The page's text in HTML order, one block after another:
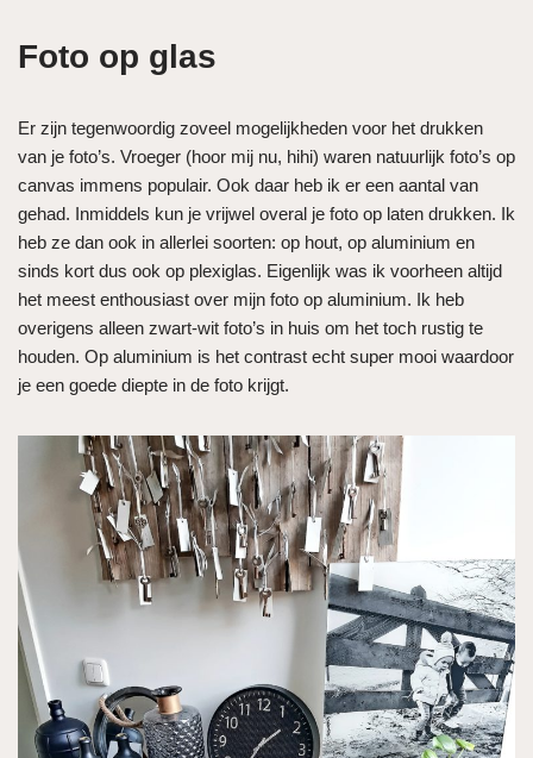
Foto op glas
Er zijn tegenwoordig zoveel mogelijkheden voor het drukken
van je foto’s. Vroeger (hoor mij nu, hihi) waren natuurlijk foto’s op
canvas immens populair. Ook daar heb ik er een aantal van
gehad. Inmiddels kun je vrijwel overal je foto op laten drukken. Ik
heb ze dan ook in allerlei soorten: op hout, op aluminium en
sinds kort dus ook op plexiglas. Eigenlijk was ik voorheen altijd
het meest enthousiast over mijn foto op aluminium. Ik heb
overigens alleen zwart-wit foto’s in huis om het toch rustig te
houden. Op aluminium is het contrast echt super mooi waardoor
je een goede diepte in de foto krijgt.